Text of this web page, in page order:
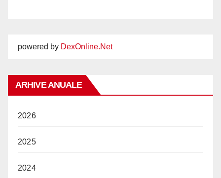
powered by DexOnline.Net
ARHIVE ANUALE
2026
2025
2024